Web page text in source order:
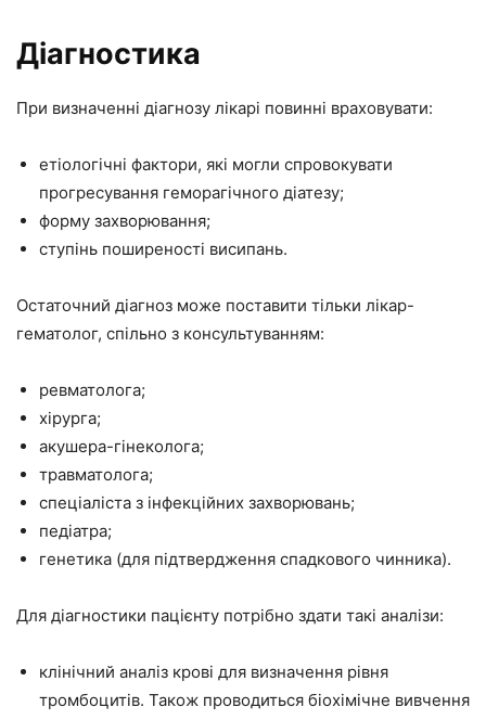
Діагностика
При визначенні діагнозу лікарі повинні враховувати:
етіологічні фактори, які могли спровокувати
прогресування геморагічного діатезу;
форму захворювання;
ступінь поширеності висипань.
Остаточний діагноз може поставити тільки лікар-
гематолог, спільно з консультуванням:
ревматолога;
хірурга;
акушера-гінеколога;
травматолога;
спеціаліста з інфекційних захворювань;
педіатра;
генетика (для підтвердження спадкового чинника).
Для діагностики пацієнту потрібно здати такі аналізи:
клінічний аналіз крові для визначення рівня
тромбоцитів. Також проводиться біохімічне вивчення